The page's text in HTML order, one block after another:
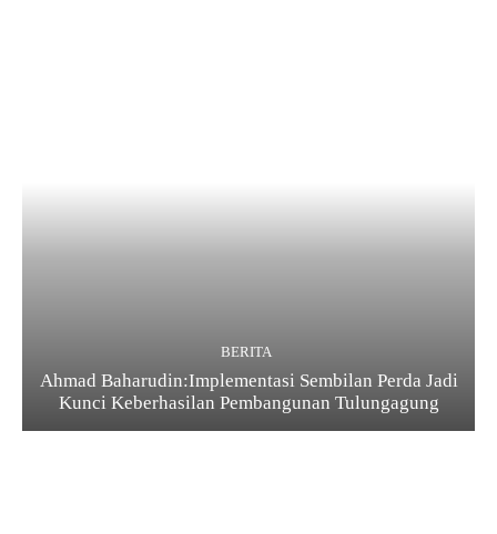
BERITA
Ahmad Baharudin:Implementasi Sembilan Perda Jadi
Kunci Keberhasilan Pembangunan Tulungagung